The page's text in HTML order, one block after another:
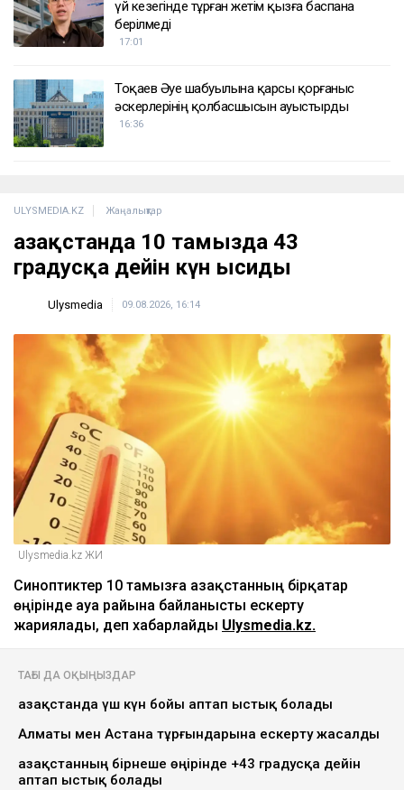
үй кезегінде тұрған жетім қызға баспана
берілмеді
17:01
Тоқаев Әуе шабуылына қарсы қорғаныс
әскерлерінің қолбасшысын ауыстырды
16:36
ULYSMEDIA.KZ Жаңалықтар
Қазақстанда 10 тамызда 43
градусқа дейін күн ысиды
Ulysmedia 09.08.2026, 16:14
Ulysmedia.kz ЖИ
Синоптиктер 10 тамызға Қазақстанның бірқатар
өңірінде ауа райына байланысты ескерту
жариялады, деп хабарлайды Ulysmedia.kz.
ТАҒЫ ДА ОҚЫҢЫЗДАР
Қазақстанда үш күн бойы аптап ыстық болады
Алматы мен Астана тұрғындарына ескерту жасалды
Қазақстанның бірнеше өңірінде +43 градусқа дейін
аптап ыстық болады